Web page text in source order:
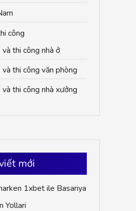
công
thi công nhà ở
thi công văn phòng
thi công nhà xưởng
mới
1xbet ile Basariya
Yollari